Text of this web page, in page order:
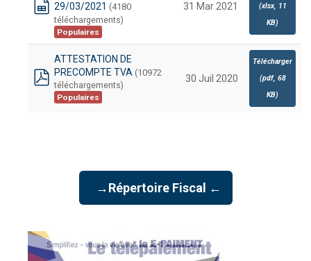
spreadsheet
29/03/2021 (4180
téléchargements)
Populaires
31 Mar 2021
(xlsx, 11
KB)
pdf
ATTESTATION DE
PRECOMPTE TVA (10972
téléchargements)
Populaires
30 Juil 2020
Télécharger
(pdf, 68
KB)
→Répertoire Fiscal ←